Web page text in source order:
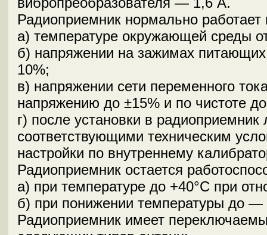
Радиоприемник нормально
а) температуре окружающей среды
б) напряжении на зажимах
10%;
в) напряжении сети переменного
напряжению до ±15% и по чистоте
г) после установки в
соответствующими техническим
настройки по внутреннему
Радиоприемник остается
а) при температуре до +40°С при
б) при понижении температуры до —
Радиоприемник имеет